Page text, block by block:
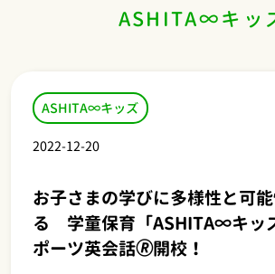
ASHITA∞キッ
ASHITA∞キッズ
2022-12-20
お子さまの学びに多様性と可
る 学童保育「ASHITA∞キッ
ポーツ英会話🄬開校！